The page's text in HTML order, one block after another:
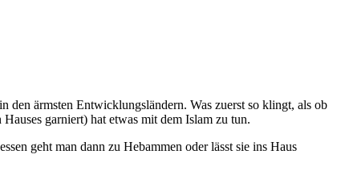
den ärmsten Entwicklungsländern. Was zuerst so klingt, als ob
garniert) hat etwas mit dem Islam zu tun.
geht man dann zu Hebammen oder lässt sie ins Haus